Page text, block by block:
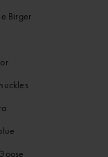
Birger